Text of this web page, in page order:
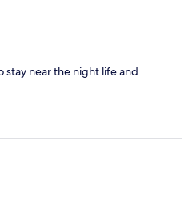
stay near the night life and